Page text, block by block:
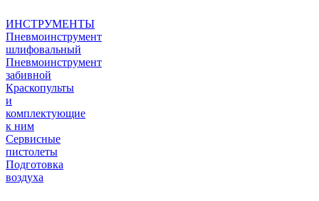
ИНСТРУМЕНТЫ
Пневмоинструмент
шлифовальный
Пневмоинструмент
забивной
Краскопульты
и
комплектующие
к ним
Сервисные
пистолеты
Подготовка
воздуха